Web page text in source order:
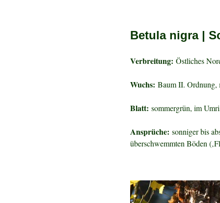
Betula nigra |
Verbreitung: Östliches
Wuchs: Baum II. Ordnung,
Blatt: sommergrün, im
Ansprüche: sonniger bis
überschwemmten Böden